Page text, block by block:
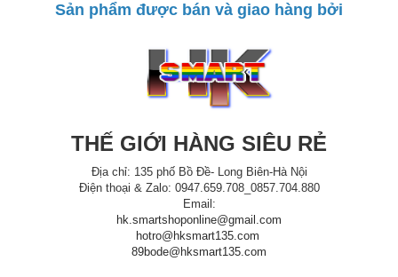
Sản phẩm được bán và giao hàng bởi
THẾ GIỚI HÀNG SIÊU RẺ
Địa chỉ: 135 phố Bồ Đề- Long Biên-Hà Nội
Điện thoại & Zalo: 0947.659.708_0857.704.880
Email:
hk.smartshoponline@gmail.com
hotro@hksmart135.com
89bode@hksmart135.com